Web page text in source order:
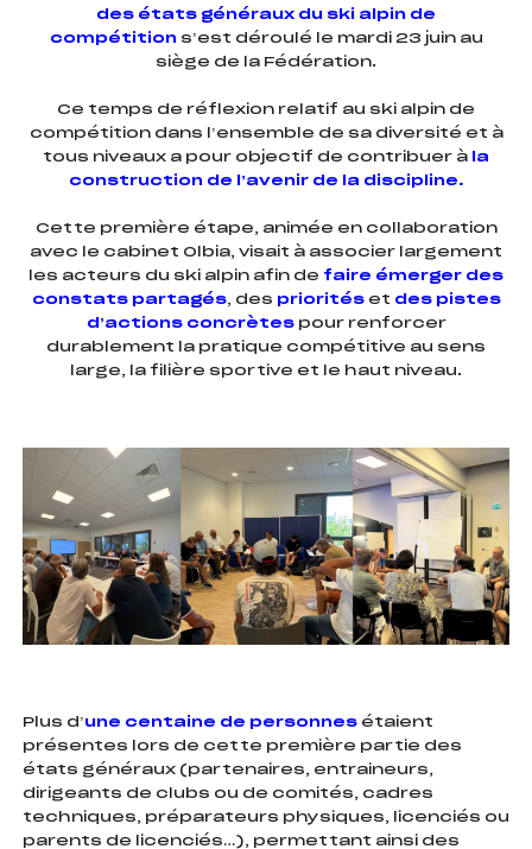
des états généraux du ski alpin de
compétition s’est déroulé le mardi 23 juin au
siège de la Fédération.
Ce temps de réflexion relatif au ski alpin de
compétition dans l’ensemble de sa diversité et à
tous niveaux a pour objectif de contribuer à
la
construction de l’avenir de la discipline.
Cette première étape, animée en collaboration
avec le cabinet Olbia, visait à associer largement
les acteurs du ski alpin afin de faire émerger des
constats partagés, des prioritéset des pistes
d’actions concrètespour renforcer
durablement la pratique compétitive au sens
large, la filière sportive et le haut niveau.
Plus d’une centaine de personnes étaient
présentes lors de cette première partie des
états généraux (partenaires, entraineurs,
dirigeants de clubs ou de comités, cadres
techniques, préparateurs physiques, licenciés ou
parents de licenciés…), permettant ainsi des